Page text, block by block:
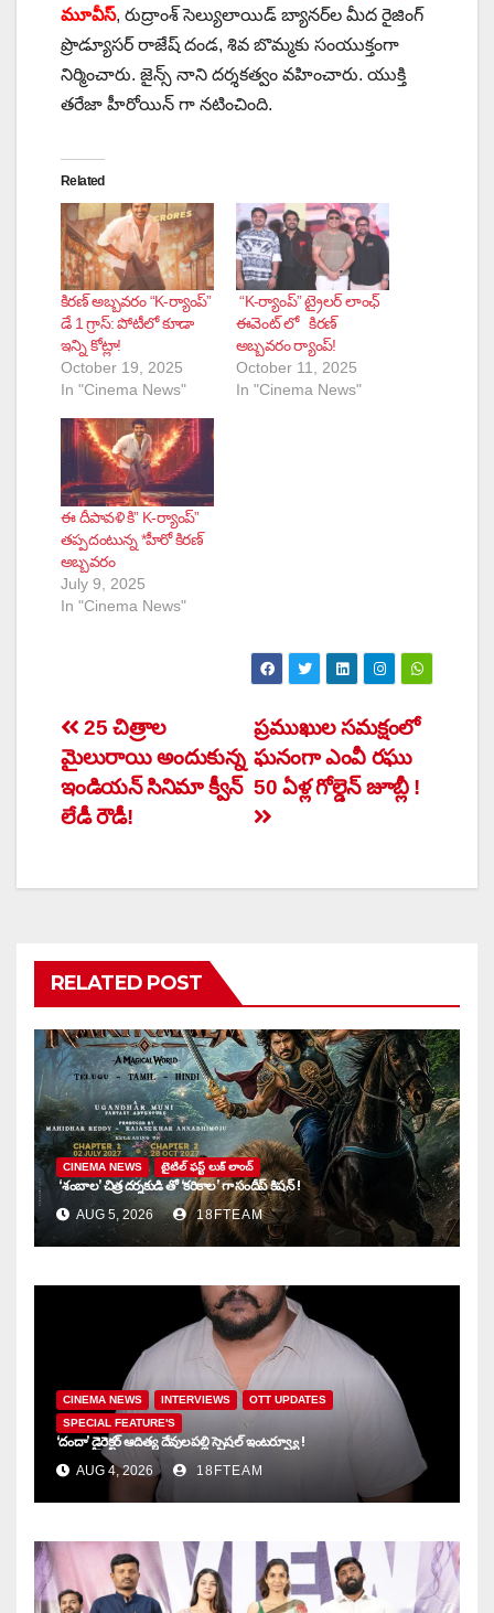
మూవీస్, రుద్రాంశ్ సెల్యులాయిడ్ బ్యానర్‌ల మీద రైజింగ్
ప్రొడ్యూసర్ రాజేష్ దండ, శివ బొమ్మకు సంయుక్తంగా
నిర్మించారు. జైన్స్ నాని దర్శకత్వం వహించారు. యుక్తి
తరేజా హీరోయిన్ గా నటించింది.
Related
కిరణ్ అబ్బవరం “K-ర్యాంప్”
డే 1 గ్రాస్: పోటీలో కూడా
ఇన్ని కోట్లా!
October 19, 2025
In "Cinema News"
“K-ర్యాంప్” ట్రైలర్ లాంఛ్
ఈవెంట్ లో కిరణ్
అబ్బవరం ర్యాంప్!
October 11, 2025
In "Cinema News"
ఈ దీపావళి కి” K-ర్యాంప్”
తప్పదంటున్న *హీరో కిరణ్
అబ్బవరం
July 9, 2025
In "Cinema News"
Post
navigation
ప్రముఖుల సమక్షంలో
ఘనంగా ఎంవీ రఘు
50 ఏళ్ల గోల్డెన్ జూబ్లీ !
25 చిత్రాల
మైలురాయి అందుకున్న
ఇండియన్ సినిమా క్వీన్
లేడీ రౌడీ!
RELATED POST
CINEMA NEWS టైటిల్ ఫస్ట్ లుక్ లాంచ్
‘శంబాల’ చిత్ర దర్శకుడి తో ‘కరికాల’ గా సందీప్ కిషన్ !
AUG 5, 2026 18FTEAM
CINEMA NEWS INTERVIEWS
OTT UPDATES
SPECIAL FEATURE'S
‘దందా’ డైరెక్ట‌ర్ ఆదిత్య దేవులపల్లి స్పెషల్ ఇంటర్వ్యూ !
AUG 4, 2026 18FTEAM